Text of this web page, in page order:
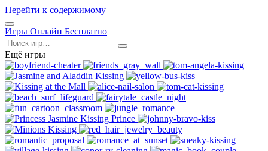
Перейти к содержимому
Открыть
меню
Игры Онлайн Бесплатно
Поиск
Ещё игры